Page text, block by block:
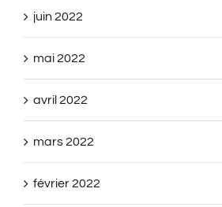
juin 2022
mai 2022
avril 2022
mars 2022
février 2022